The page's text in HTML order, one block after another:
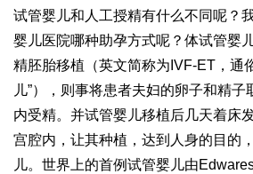
试管婴儿和人工授精有什么不同呢？
婴儿医院哪种助孕方式呢？体试管婴
精胚胎移植（英文简称为IVF-ET，通
儿”），则事将患者夫妇的卵子和精子
内受精。并试管婴儿移植后几天着床
宫腔内，让其种植，达到人身的目的
儿。世界上的首例试管婴儿由